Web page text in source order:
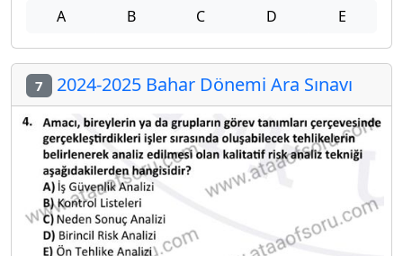
A B C D E
7 2024-2025 Bahar Dönemi Ara Sınavı